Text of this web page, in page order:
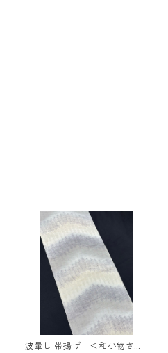
波暈し 帯揚げ ＜和小物さく